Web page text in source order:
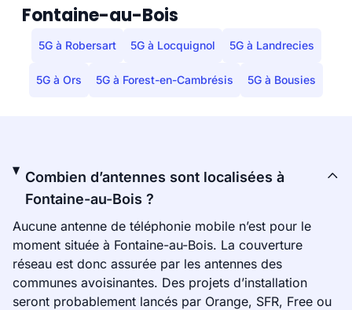
Fontaine-au-Bois
5G à Robersart 5G à Locquignol 5G à Landrecies
5G à Ors 5G à Forest-en-Cambrésis 5G à Bousies
Combien d’antennes sont localisées à
Fontaine-au-Bois ?
Aucune antenne de téléphonie mobile n’est pour le
moment située à Fontaine-au-Bois. La couverture
réseau est donc assurée par les antennes des
communes avoisinantes. Des projets d’installation
seront probablement lancés par Orange, SFR, Free ou